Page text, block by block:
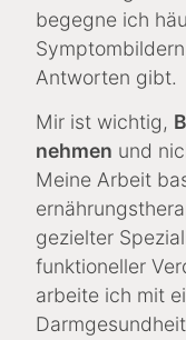
begegne ich
Antworten gibt.
Mir ist wichtig,
nehmen und
Meine Arbeit
gezielter
funktioneller
arbeite ich mit